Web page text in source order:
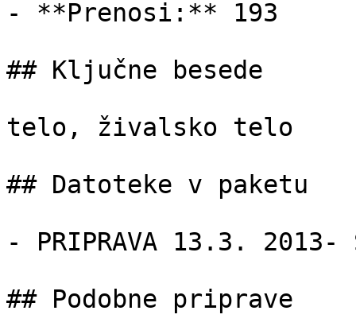
- **Prenosi:** 193
## Ključne besede
telo, živalsko telo
## Datoteke v paketu
- PRIPRAVA 13.3.
## Podobne priprave